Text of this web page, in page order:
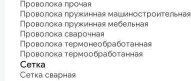
Проволока прочая
Проволока пружинная машиностроительная
Проволока пружинная мебельная
Проволока сварочная
Проволока термонеобработанная
Проволока термообработанная
Сетка
Сетка сварная